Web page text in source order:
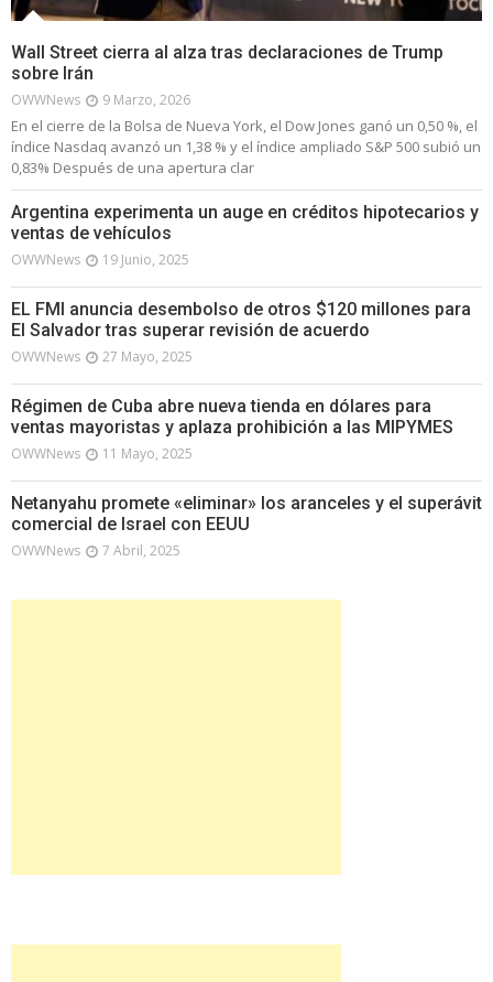
Wall Street cierra al alza tras declaraciones de Trump
sobre Irán
OWWNews 9 Marzo, 2026
En el cierre de la Bolsa de Nueva York, el Dow Jones ganó un 0,50 %, el
índice Nasdaq avanzó un 1,38 % y el índice ampliado S&P 500 subió un
0,83% Después de una apertura clar
Argentina experimenta un auge en créditos hipotecarios y
ventas de vehículos
OWWNews 19 Junio, 2025
EL FMI anuncia desembolso de otros $120 millones para
El Salvador tras superar revisión de acuerdo
OWWNews 27 Mayo, 2025
Régimen de Cuba abre nueva tienda en dólares para
ventas mayoristas y aplaza prohibición a las MIPYMES
OWWNews 11 Mayo, 2025
Netanyahu promete «eliminar» los aranceles y el superávit
comercial de Israel con EEUU
OWWNews 7 Abril, 2025